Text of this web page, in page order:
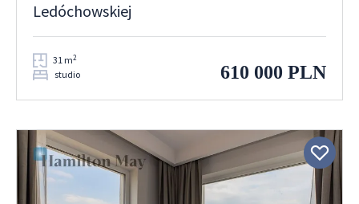
Ledóchowskiej
31 m2
studio 610 000 PLN